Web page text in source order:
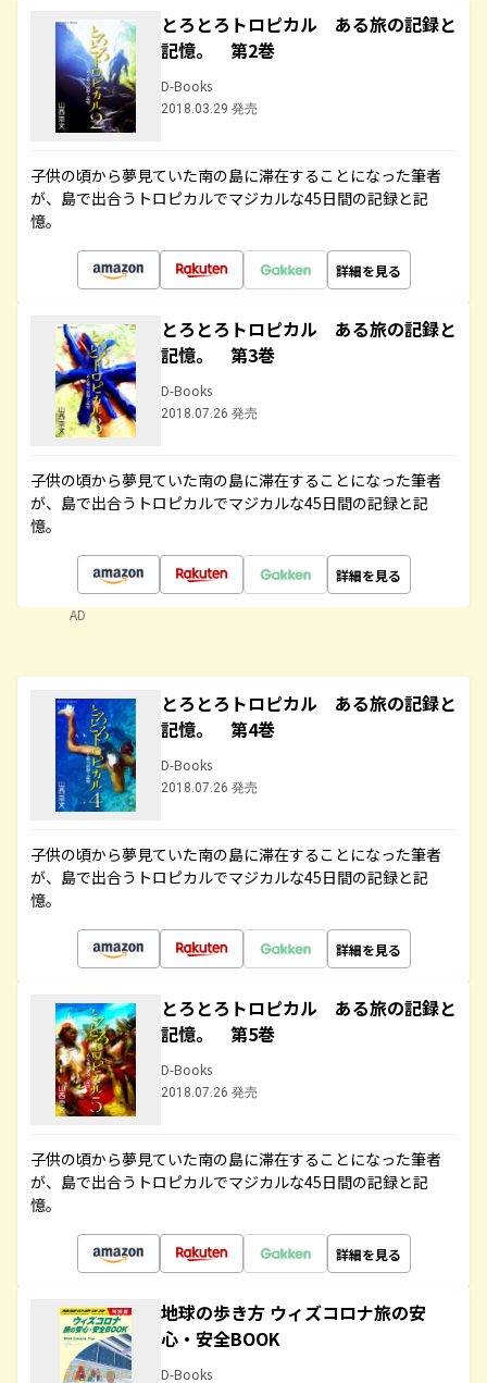
とろとろトロピカル ある旅の記録と
記憶。 第2巻
D-Books
2018.03.29 発売
子供の頃から夢見ていた南の島に滞在することになった筆者
が、島で出合うトロピカルでマジカルな45日間の記録と記
憶。
詳細を見る
とろとろトロピカル ある旅の記録と
記憶。 第3巻
D-Books
2018.07.26 発売
子供の頃から夢見ていた南の島に滞在することになった筆者
が、島で出合うトロピカルでマジカルな45日間の記録と記
憶。
詳細を見る
AD
とろとろトロピカル ある旅の記録と
記憶。 第4巻
D-Books
2018.07.26 発売
子供の頃から夢見ていた南の島に滞在することになった筆者
が、島で出合うトロピカルでマジカルな45日間の記録と記
憶。
詳細を見る
とろとろトロピカル ある旅の記録と
記憶。 第5巻
D-Books
2018.07.26 発売
子供の頃から夢見ていた南の島に滞在することになった筆者
が、島で出合うトロピカルでマジカルな45日間の記録と記
憶。
詳細を見る
地球の歩き方 ウィズコロナ旅の安
心・安全BOOK
D-Books